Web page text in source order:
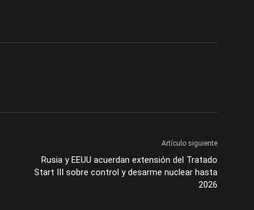
Artículo siguiente
Rusia y EEUU acuerdan extensión del Tratado
Start III sobre control y desarme nuclear hasta
2026